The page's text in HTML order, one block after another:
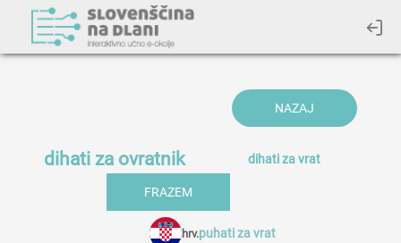
NAZAJ
dihati za ovratnik dihati za vrat
FRAZEM
hrv.puhati za vrat